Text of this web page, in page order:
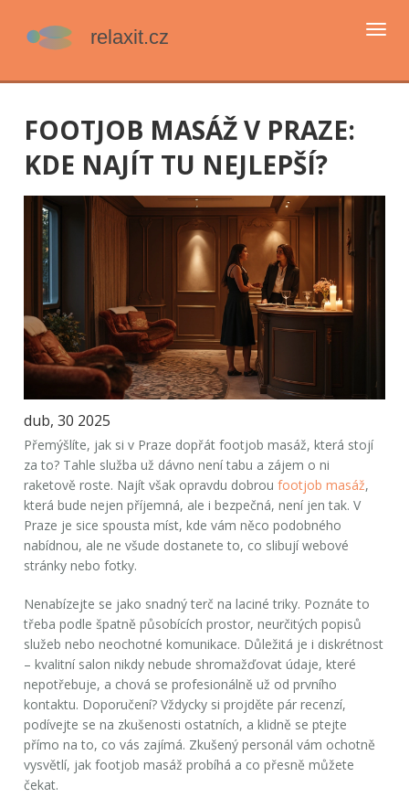
FOOTJOB MASÁŽ V PRAZE:
KDE NAJÍT TU NEJLEPŠÍ?
dub, 30 2025
Přemýšlíte, jak si v Praze dopřát footjob masáž, která stojí
za to? Tahle služba už dávno není tabu a zájem o ni
raketově roste. Najít však opravdu dobroufootjob masáž,
která bude nejen příjemná, ale i bezpečná, není jen tak. V
Praze je sice spousta míst, kde vám něco podobného
nabídnou, ale ne všude dostanete to, co slibují webové
stránky nebo fotky.
Nenabízejte se jako snadný terč na laciné triky. Poznáte to
třeba podle špatně působících prostor, neurčitých popisů
služeb nebo neochotné komunikace. Důležitá je i diskrétnost
– kvalitní salon nikdy nebude shromažďovat údaje, které
nepotřebuje, a chová se profesionálně už od prvního
kontaktu. Doporučení? Vždycky si projděte pár recenzí,
podívejte se na zkušenosti ostatních, a klidně se ptejte
přímo na to, co vás zajímá. Zkušený personál vám ochotně
vysvětlí, jak footjob masáž probíhá a co přesně můžete
čekat.